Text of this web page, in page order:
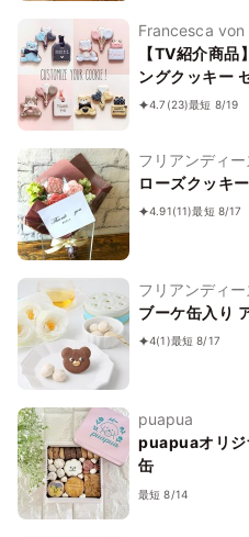
Francesca von
【TV紹介商
ングクッキー
【誕生日・推し
4.7 (23)最短 8/19
フリアンディー
ローズクッキ
4.91(11)最短 8/17
フリアンディー
ブーケ缶入り
4(1)最短 8/17
puapua
puapuaオリジ
缶
最短 8/14